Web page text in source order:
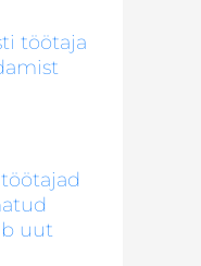
töötaja
uut